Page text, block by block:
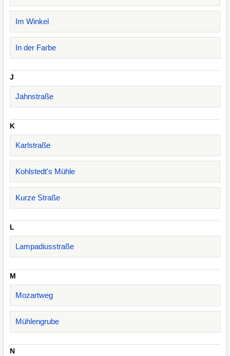
Im Winkel
In der Farbe
J
Jahnstraße
K
Karlstraße
Kohlstedt's Mühle
Kurze Straße
L
Lampadiusstraße
M
Mozartweg
Mühlengrube
N